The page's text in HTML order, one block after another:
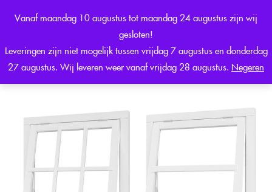
Vanaf maandag 10 augustus tot maandag 24 augustus zijn wij
gesloten!
Leveringen zijn niet mogelijk tussen vrijdag 7 augustus en donderdag
27 augustus. Wij leveren weer vanaf vrijdag 28 augustus. Negeren
Sign in
Remember me Lost password?